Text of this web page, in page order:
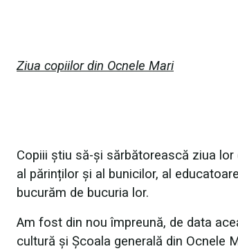
Ziua copiilor din Ocnele Mari
Copiii știu să-și sărbătorească ziua
al părinților și al bunicilor, al
bucurăm de bucuria lor.
Am fost din nou împreună, de data
cultură și Școala generală din Ocnele